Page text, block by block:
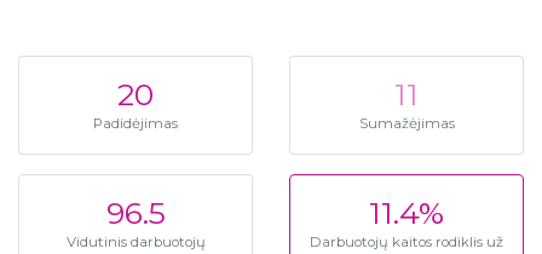
20
Padidėjimas
11
Sumažėjimas
96.5
Vidutinis darbuotojų
11.4%
Darbuotojų kaitos rodiklis už